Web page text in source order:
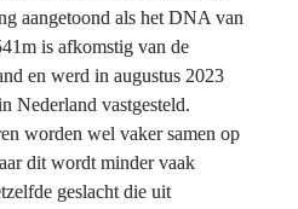
is afkomstig van de
en werd in augustus 2023
Nederland vastgesteld.
worden wel vaker samen op
dit wordt minder vaak
geslacht die uit